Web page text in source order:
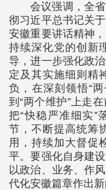
会议强调，全
彻习近平总书记关
安徽重要讲话精神
持续深化党的创新
导，进一步强化政
定及其实施细则精
负，在深刻领悟“
到“两个维护”上走
把“快稳严准细实”
节，不断提高统筹
用，持续加大督促
平。要强化自身建
以政治、业务、作
代化安徽篇章作出新